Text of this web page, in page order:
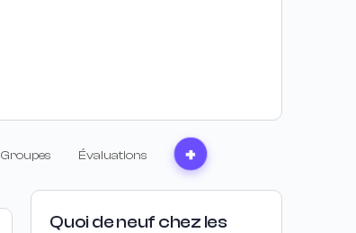
Groupes Évaluations
Quoi de neuf chez les